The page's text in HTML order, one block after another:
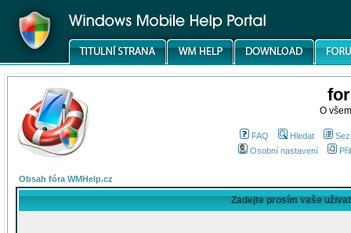
O
FAQ Hledat
Osobní nastavení
Obsah fóra WMHelp.cz
Zadejte prosím vaše